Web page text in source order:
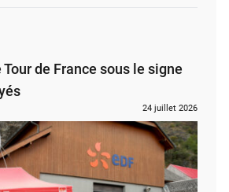
Tour de France sous le signe
24 juillet 2026